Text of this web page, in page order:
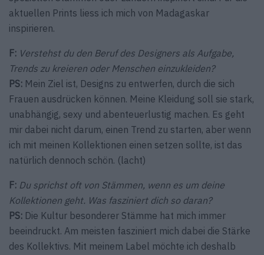
aktuellen Prints liess ich mich von Madagaskar
inspirieren.
F: Verstehst du den Beruf des Designers als Aufgabe,
Trends zu kreieren oder Menschen einzukleiden?
PS: Mein Ziel ist, Designs zu entwerfen, durch die sich
Frauen ausdrücken können. Meine Kleidung soll sie stark,
unabhängig, sexy und abenteuerlustig machen. Es geht
mir dabei nicht darum, einen Trend zu starten, aber wenn
ich mit meinen Kollek­tionen einen setzen sollte, ist das
natürlich dennoch schön. (lacht)
F: Du sprichst oft von Stämmen, wenn es um deine
Kollek­tionen geht. Was fasziniert dich so daran?
PS: Die Kultur besonderer Stämme hat mich immer
beeindruckt. Am meisten fasziniert mich dabei die Stärke
des Kollektivs. Mit meinem Label möchte ich deshalb